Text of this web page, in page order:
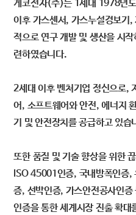
게코전자(주)는 1세대 1978년
이후 가스센서, 가스누설경보기
적으로 연구 개발 및 생산을 시
련하였습니다.
2세대 이후 벤처기업 정신으로,
어, 소프트웨어와 안전, 에너지
기 및 안전장치를 공급하고 있습
또한 품질 및 기술 향상을 위한
ISO 45001인증, 국내방폭인증,
증, 선박인증, 가스안전공사인증
인증을 통한 세계시장 진출 확